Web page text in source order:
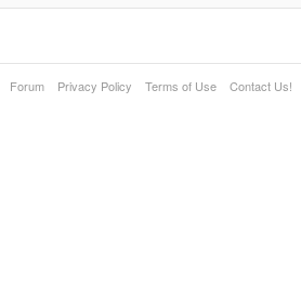
Forum Privacy Policy Terms of Use Contact Us!